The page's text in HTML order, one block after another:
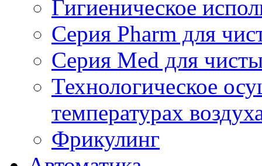
Гигиеническое
Серия Pharm для
Серия Med для
Технологическое
температурах
Фрикулинг